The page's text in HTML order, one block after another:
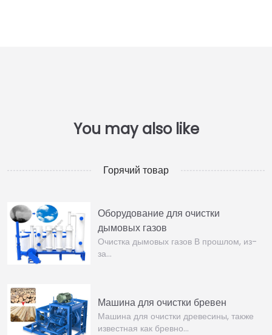
Горячий товар
Оборудование для очистки
дымовых газов
Очистка дымовых газов В прошлом, из-
за…
Машина для очистки бревен
Машина для очистки древесины, также
известная как бревно...